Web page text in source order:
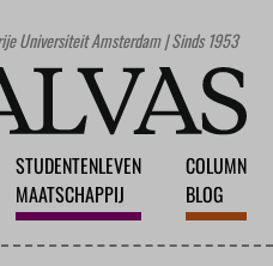
Universiteit Amsterdam | Sinds 1953
STUDENTENLEVEN
MAATSCHAPPIJ
COLUMN
BLOG